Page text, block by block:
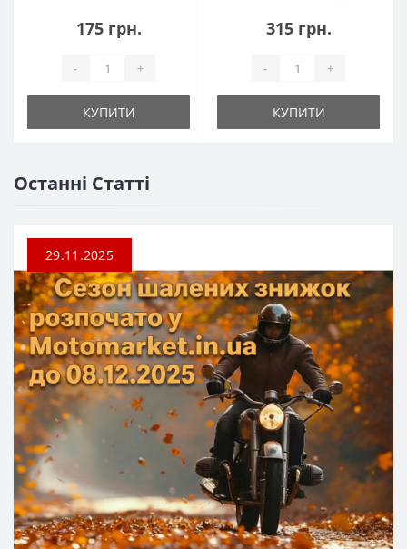
175 грн.
- +
КУПИТИ
315 грн.
- +
КУПИТИ
Останні Статті
29.11.2025